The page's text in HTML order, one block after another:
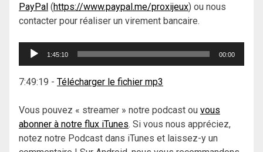
PayPal (https://www.paypal.me/proxijeux) ou nous
contacter pour réaliser un virement bancaire.
Lecteur
1:45:10 00:00
7:49:19 - Télécharger le fichier mp3
Vous pouvez « streamer » notre podcast ou vous
abonner à notre flux iTunes. Si vous nous appréciez,
notez notre Podcast dans iTunes et laissez-y un